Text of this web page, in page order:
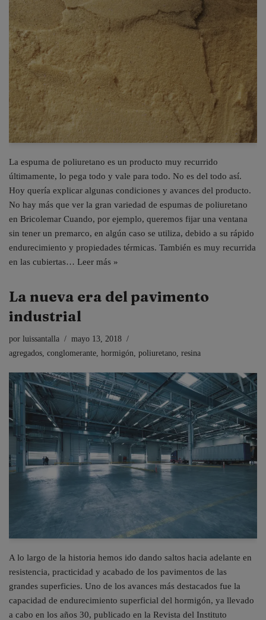
La espuma de poliuretano es un producto muy recurrido
últimamente, lo pega todo y vale para todo. No es del todo así.
Hoy quería explicar algunas condiciones y avances del producto.
No hay más que ver la gran variedad de espumas de poliuretano
en Bricolemar Cuando, por ejemplo, queremos fijar una ventana
sin tener un premarco, en algún caso se utiliza, debido a su rápido
endurecimiento y propiedades térmicas. También es muy recurrida
en las cubiertas… Leer más »
La nueva era del pavimento
industrial
por luissantalla
mayo 13, 2018
agregados, conglomerante, hormigón, poliuretano, resina
A lo largo de la historia hemos ido dando saltos hacia adelante en
resistencia, practicidad y acabado de los pavimentos de las
grandes superficies. Uno de los avances más destacados fue la
capacidad de endurecimiento superficial del hormigón, ya llevado
a cabo en los años 30, publicado en la Revista del Instituto